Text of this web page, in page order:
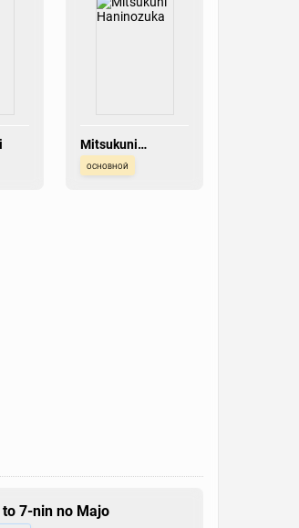
Mitsukuni
Haninozuka
основной
7-nin no Majo